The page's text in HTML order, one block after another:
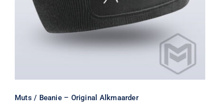
Muts / Beanie – Original Alkmaarder